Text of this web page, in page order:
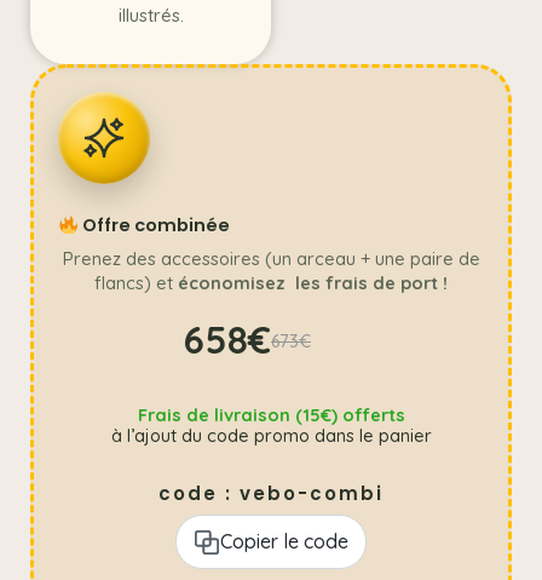
illustrés.
Offre combinée
Prenez des accessoires (un arceau + une paire de
flancs) et économisez les frais de port !
658€673€
Frais de livraison (15€) offerts
à l’ajout du code promo dans le panier
code : vebo-combi
Copier le code